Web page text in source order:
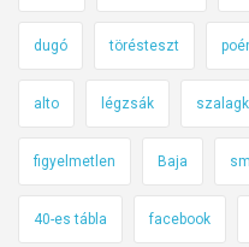
dugó törésteszt
alto légzsák
figyelmetlen Baja
40-es tábla facebook